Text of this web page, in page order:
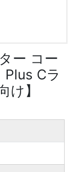
ー コー
Cラ
】